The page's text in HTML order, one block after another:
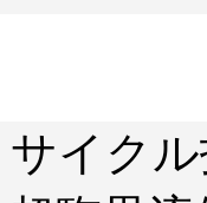
サイク